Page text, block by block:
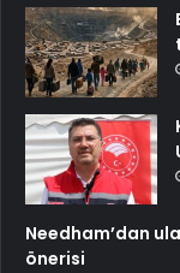
Needham’dan
önerisi